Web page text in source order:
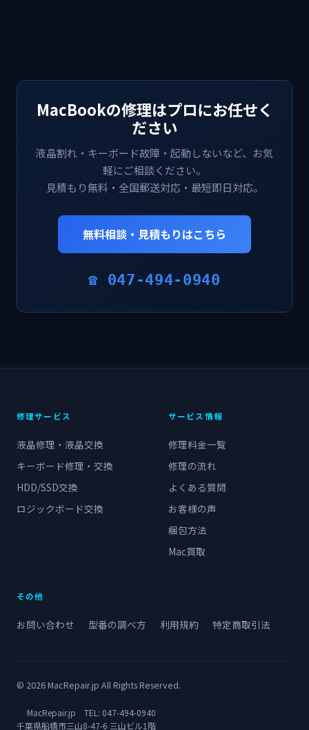
MacBookの修理はプロにお任せく
ださい
液晶割れ・キーボード故障・起動しないなど、お気
軽にご相談ください。
見積もり無料・全国郵送対応・最短即日対応。
無料相談・見積もりはこちら
☎ 047-494-0940
修理サービス
液晶修理・液晶交換
キーボード修理・交換
HDD/SSD交換
ロジックボード交換
サービス情報
修理料金一覧
修理の流れ
よくある質問
お客様の声
梱包方法
Mac買取
その他
お問い合わせ 型番の調べ方 利用規約 特定商取引法
© 2026 MacRepair.jp All Rights Reserved.
MacRepair.jp TEL: 047-494-0940
千葉県船橋市三山8-47-6 三山ビル1階